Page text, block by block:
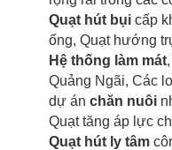
Quạt hút bụi cấp
ống, Quạt hướng
Hệ thống làm mát,
Quảng Ngãi, Các
dự án chăn nuôi
Quạt tăng áp lực
Quạt hút ly tâm